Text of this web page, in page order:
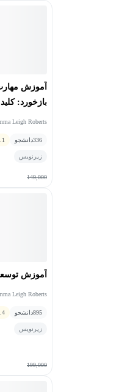
جوانان کمک می‌کند
بیاموزند، حمایت می‌کند.
آموزش
بازخورد:
حرفه‌ای
Leigh Roberts
336دانشجو
زیرنویس
149,000
آموزش
Leigh Roberts
895دانشجو
زیرنویس
199,000